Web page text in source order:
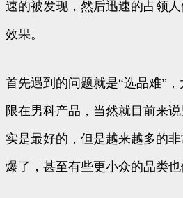
速的被发现，然后迅速的占领
效果。
首先遇到的问题就是“选品难”
限在男科产品，当然就目前来
实是最好的，但是越来越多的
爆了，甚至有些更小众的品类也